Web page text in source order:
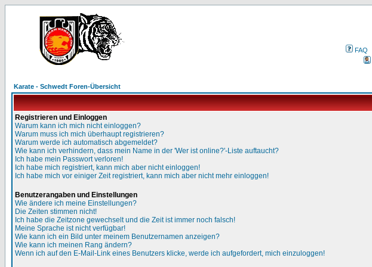
FAQ
Karate - Schwedt Foren-Übersicht
Registrieren und Einloggen
Warum kann ich mich nicht einloggen?
Warum muss ich mich überhaupt registrieren?
Warum werde ich automatisch abgemeldet?
Wie kann ich verhindern, dass mein Name in der 'Wer ist online?'-Liste auftaucht?
Ich habe mein Passwort verloren!
Ich habe mich registriert, kann mich aber nicht einloggen!
Ich habe mich vor einiger Zeit registriert, kann mich aber nicht mehr einloggen!
Benutzerangaben und Einstellungen
Wie ändere ich meine Einstellungen?
Die Zeiten stimmen nicht!
Ich habe die Zeitzone gewechselt und die Zeit ist immer noch falsch!
Meine Sprache ist nicht verfügbar!
Wie kann ich ein Bild unter meinem Benutzernamen anzeigen?
Wie kann ich meinen Rang ändern?
Wenn ich auf den E-Mail-Link eines Benutzers klicke, werde ich aufgefordert, mich einzuloggen!